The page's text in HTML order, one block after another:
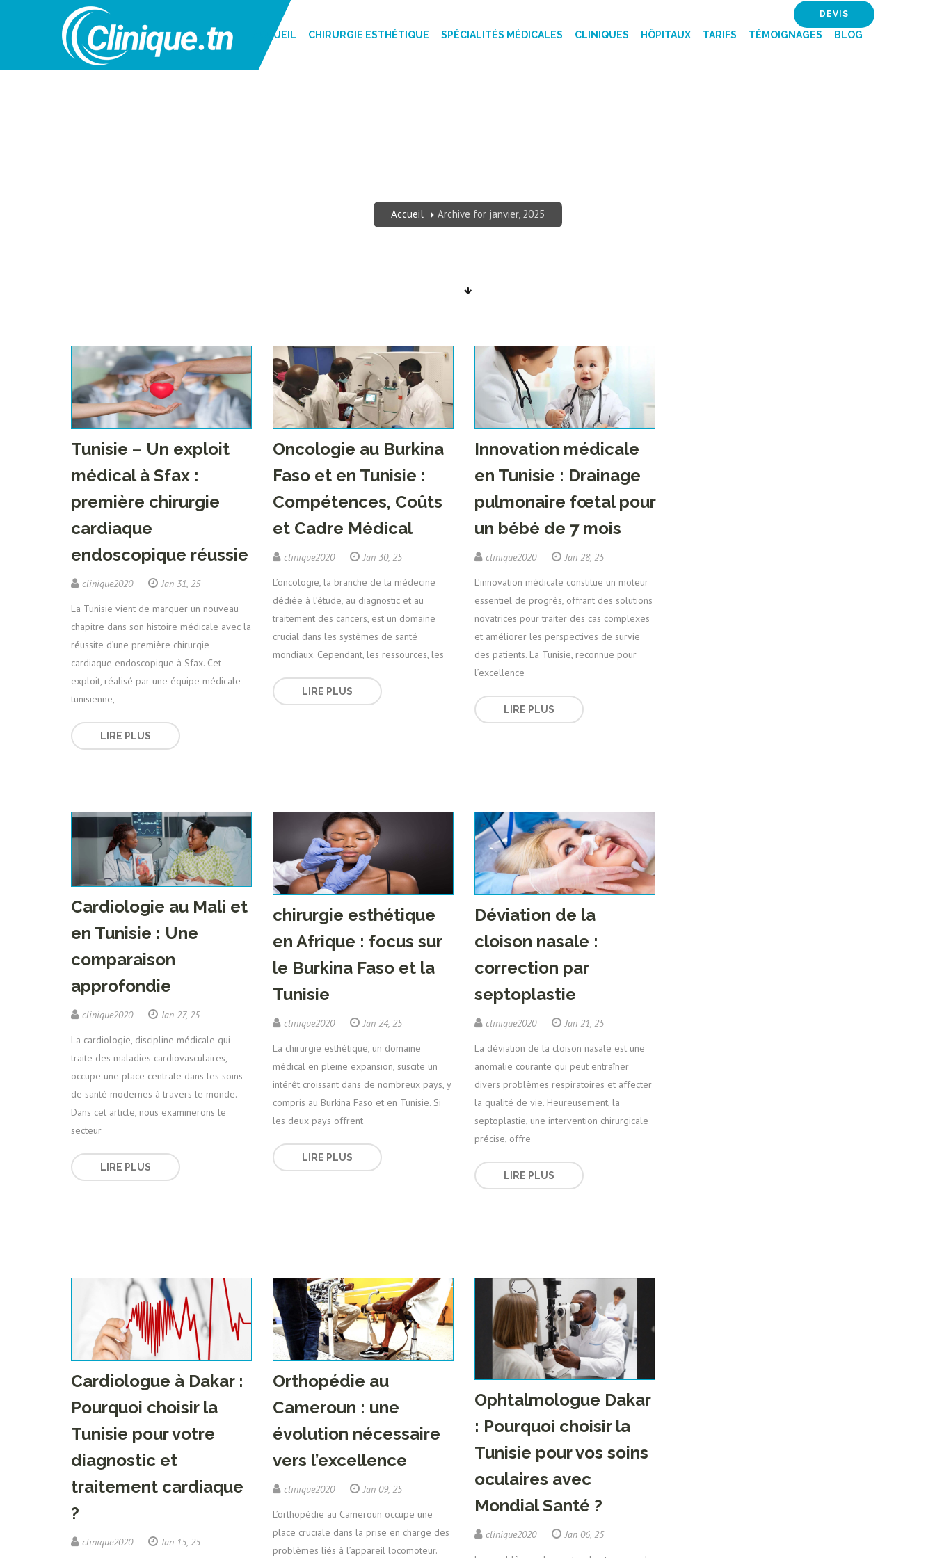
ACCUEIL CHIRURGIE ESTHÉTIQUE SPÉCIALITÉS MÉDICALES CLINIQUES HÔPITAUX TARIFS TÉMOIGNAGES BLOG
DEVIS
Accueil Archive for janvier, 2025
Tunisie – Un exploit
médical à Sfax :
première chirurgie
cardiaque
endoscopique réussie
clinique2020
Jan 31, 25
La Tunisie vient de marquer un nouveau
chapitre dans son histoire médicale avec la
réussite d’une première chirurgie
cardiaque endoscopique à Sfax. Cet
exploit, réalisé par une équipe médicale
tunisienne,
LIRE PLUS
Oncologie au Burkina
Faso et en Tunisie :
Compétences, Coûts
et Cadre Médical
clinique2020
Jan 30, 25
L’oncologie, la branche de la médecine
dédiée à l’étude, au diagnostic et au
traitement des cancers, est un domaine
crucial dans les systèmes de santé
mondiaux. Cependant, les ressources, les
LIRE PLUS
Innovation médicale
en Tunisie : Drainage
pulmonaire fœtal pour
un bébé de 7 mois
clinique2020
Jan 28, 25
L’innovation médicale constitue un moteur
essentiel de progrès, offrant des solutions
novatrices pour traiter des cas complexes
et améliorer les perspectives de survie
des patients. La Tunisie, reconnue pour
l’excellence
LIRE PLUS
Cardiologie au Mali et
en Tunisie : Une
comparaison
approfondie
clinique2020
Jan 27, 25
La cardiologie, discipline médicale qui
traite des maladies cardiovasculaires,
occupe une place centrale dans les soins
de santé modernes à travers le monde.
Dans cet article, nous examinerons le
secteur
LIRE PLUS
chirurgie esthétique
en Afrique : focus sur
le Burkina Faso et la
Tunisie
clinique2020
Jan 24, 25
La chirurgie esthétique, un domaine
médical en pleine expansion, suscite un
intérêt croissant dans de nombreux pays, y
compris au Burkina Faso et en Tunisie. Si
les deux pays offrent
LIRE PLUS
Déviation de la
cloison nasale :
correction par
septoplastie
clinique2020
Jan 21, 25
La déviation de la cloison nasale est une
anomalie courante qui peut entraîner
divers problèmes respiratoires et affecter
la qualité de vie. Heureusement, la
septoplastie, une intervention chirurgicale
précise, offre
LIRE PLUS
Cardiologue à Dakar :
Pourquoi choisir la
Tunisie pour votre
diagnostic et
traitement cardiaque
?
clinique2020
Jan 15, 25
Orthopédie au
Cameroun : une
évolution nécessaire
vers l’excellence
clinique2020
Jan 09, 25
L’orthopédie au Cameroun occupe une
place cruciale dans la prise en charge des
problèmes liés à l’appareil locomoteur.
Ophtalmologue Dakar
: Pourquoi choisir la
Tunisie pour vos soins
oculaires avec
Mondial Santé ?
clinique2020
Jan 06, 25